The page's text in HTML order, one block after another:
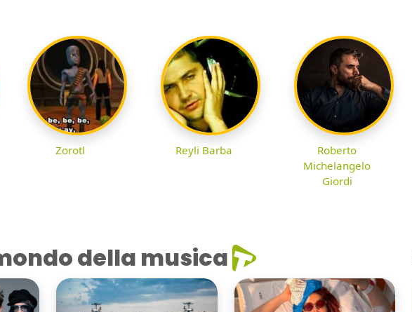
Zorotl Reyli Barba
Roberto
Michelangelo
Giordi
della musica